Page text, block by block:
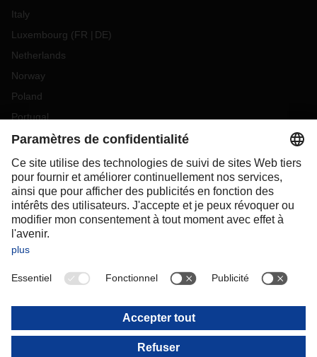
Italy
Luxembourg (FR DE)
Netherlands
Norway
Poland
Portugal
Romania
Slovakia
Spain
Sweden
Switzerland(DE FR)
Turkey
OCEANIA